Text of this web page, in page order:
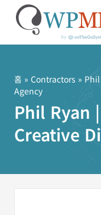
홈 » Contractors »
Agency
Phil Ryan
Creative